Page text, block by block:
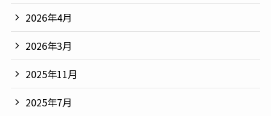
2026年4月
2026年3月
2025年11月
2025年7月